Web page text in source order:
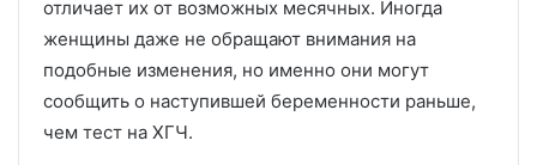
отличает их от возможных месячных. Иногда
женщины даже не обращают внимания на
подобные изменения, но именно они могут
сообщить о наступившей беременности раньше,
чем тест на ХГЧ.